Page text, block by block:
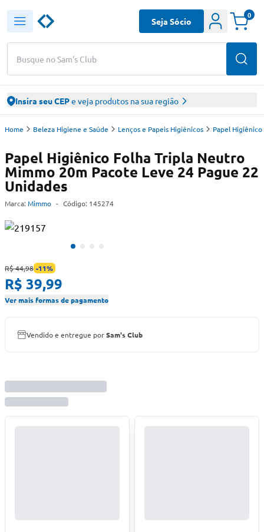
Busque no Sam's Club
Seja Sócio
0
Insira seu CEPe veja produtos na sua região
Home Beleza Higiene e Saúde Lenços e Papeis Higiênicos Papel Higiênico
Papel Higiênico Folha Tripla Neutro
Mimmo 20m Pacote Leve 24 Pague 22
Unidades
Marca: Mimmo - Código: 145274
R$ 44,98 -11%
R$ 39,99
Ver mais formas de pagamento
Vendido e entregue porSam's Club